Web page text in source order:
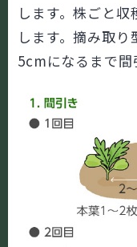
します。株ごと
します。摘み取
5cmになるまで間